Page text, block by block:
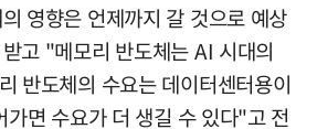
영향은 언제까지 갈 것으로 예상
고 "메모리 반도체는 AI 시대의
반도체의 수요는 데이터센터용이
면 수요가 더 생길 수 있다"고 전